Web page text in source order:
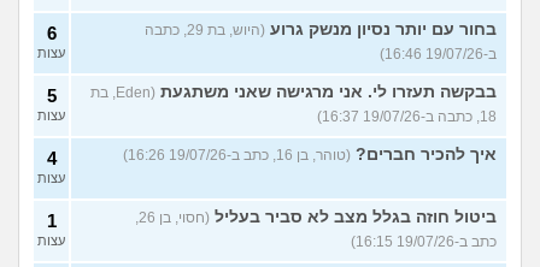
בחור עם יותר נסיון מנשק גרוע
(היוש, בת 29, כתבה
ב-19/07/26 16:46)
6
עצות
בבקשה תעזרו לי. אני מרגישה שאני משתגעת
(Eden, בת
18, כתבה ב-19/07/26 16:37)
5
עצות
איך להכיר חברים? (טוהר, בן 16, כתב ב-19/07/26 16:26) 4
עצות
ביטול חוזה בגלל מצב לא סביר בעליל
(חסוי, בן 26,
כתב ב-19/07/26 16:15)
1
עצות